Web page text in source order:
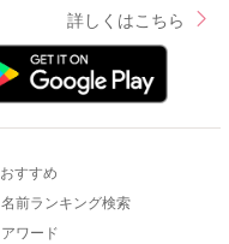
詳しくはこちら
おすすめ
名前ランキング検索
アワード